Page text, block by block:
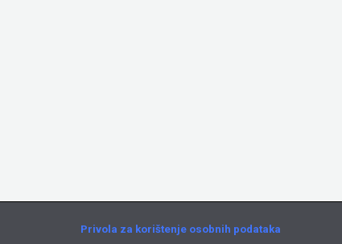
Privola za korištenje osobnih podataka